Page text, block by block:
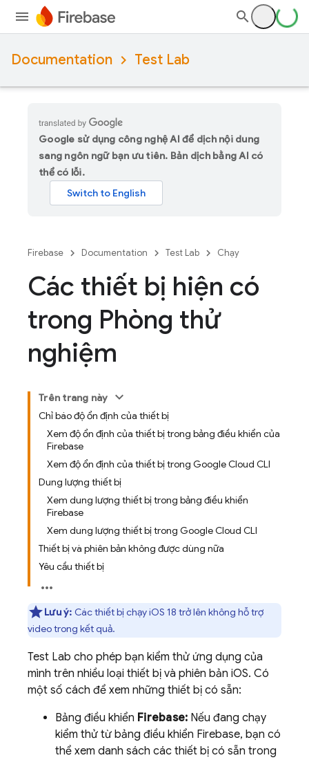
Documentation Test Lab
Google sử dụng công nghệ AI để dịch nội dung
sang ngôn ngữ bạn ưu tiên. Bản dịch bằng AI có
thể có lỗi.
Firebase Documentation Test Lab Chạy
Các thiết bị hiện có
trong Phòng thử
nghiệm
Trên trang này
Chỉ báo độ ổn định của thiết bị
Xem độ ổn định của thiết bị trong bảng điều khiển của
Firebase
Xem độ ổn định của thiết bị trong Google Cloud CLI
Dung lượng thiết bị
Xem dung lượng thiết bị trong bảng điều khiển
Firebase
Xem dung lượng thiết bị trong Google Cloud CLI
Thiết bị và phiên bản không được dùng nữa
Yêu cầu thiết bị
Lưu ý: Các thiết bị chạy iOS 18 trở lên không hỗ trợ
video trong kết quả.
Test Lab cho phép bạn kiểm thử ứng dụng của
mình trên nhiều loại thiết bị và phiên bản iOS. Có
một số cách để xem những thiết bị có sẵn:
Bảng điều khiển Firebase: Nếu đang chạy
kiểm thử từ bảng điều khiển Firebase, bạn có
thể xem danh sách các thiết bị có sẵn trong